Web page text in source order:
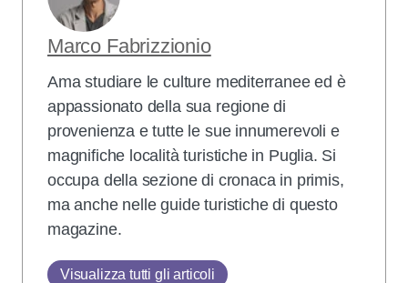
Marco Fabrizzionio
Ama studiare le culture mediterranee ed è
appassionato della sua regione di
provenienza e tutte le sue innumerevoli e
magnifiche località turistiche in Puglia. Si
occupa della sezione di cronaca in primis,
ma anche nelle guide turistiche di questo
magazine.
Visualizza tutti gli articoli